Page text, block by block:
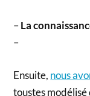
–La
–
Ensuite, nous
toustes modélisé